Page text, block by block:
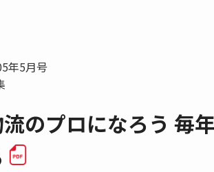
年5月号
のプロになろう 毎